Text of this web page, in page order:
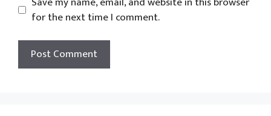
for the next time I comment.